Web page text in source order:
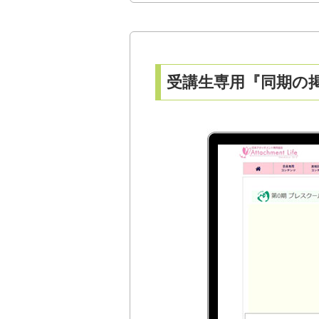
受講生専用『同期の